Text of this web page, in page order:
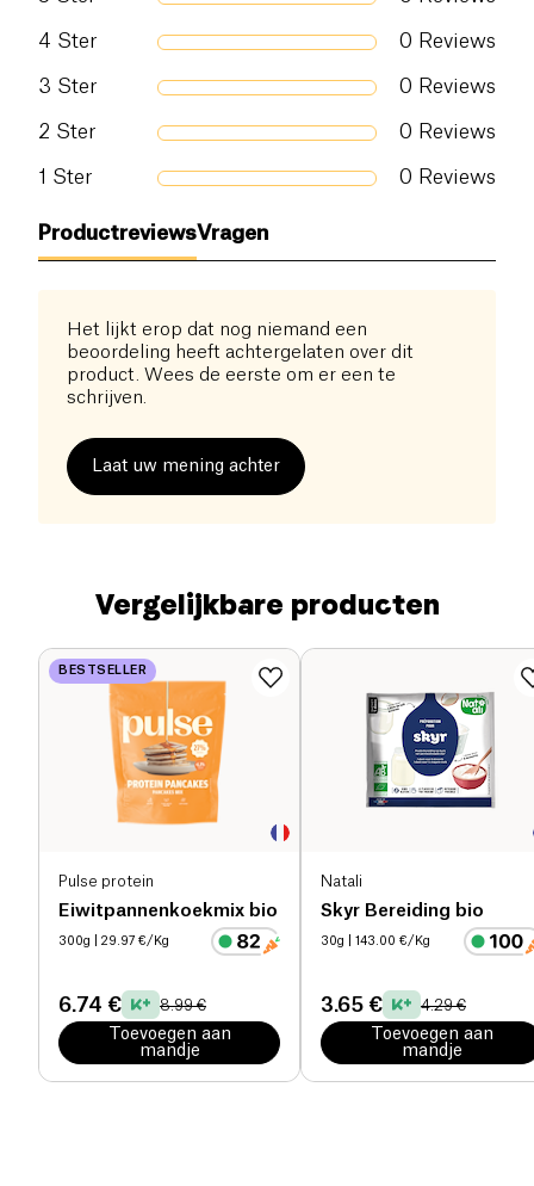
4 Ster 0 Reviews
3 Ster 0 Reviews
2 Ster 0 Reviews
1 Ster 0 Reviews
ProductreviewsVragen
Het lijkt erop dat nog niemand een
beoordeling heeft achtergelaten over dit
product. Wees de eerste om er een te
schrijven.
Laat uw mening achter
Vergelijkbare producten
BESTSELLER
Pulse protein
Eiwitpannenkoekmix bio
300g | 29.97 €/Kg
6.74 € 8.99 €
Toevoegen aan
mandje
Natali
Skyr Bereiding bio
30g | 143.00 €/Kg
3.65 € 4.29 €
Toevoegen aan
mandje